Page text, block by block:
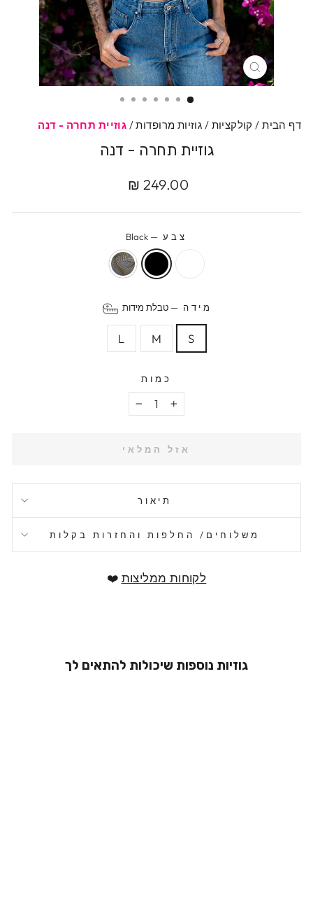
סגרי
דף הבית / קולקציות / גוזיות מרופדות/ גוזיית תחרה - דנה
גוזיית תחרה - דנה
מחיר
249.00 ₪
צבע —
Black
מידה—טבלת מידות
S
M
L
כמות
− +
אזל המלאי
תיאור
משלוחים/ החלפות והחזרות בקלות
לקוחות ממליצות ❤️
גוזיות נוספות שיכולות להתאים לך